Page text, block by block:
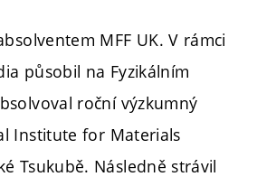
MFF UK. V rámci
působil na Fyzikálním
roční výzkumný
Institute for Materials
Tsukubě. Následně strávil